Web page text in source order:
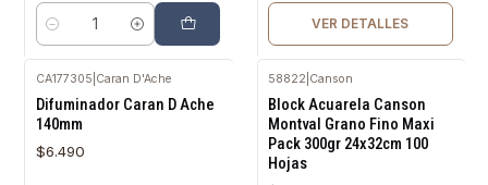
Cantidad
VER DETALLES
CA177305 Caran D'Ache
Difuminador Caran D Ache
140mm
$6.490
58822 Canson
Block Acuarela Canson
Montval Grano Fino Maxi
Pack 300gr 24x32cm 100
Hojas